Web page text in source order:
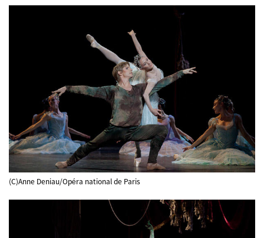
(C)Anne Deniau/Opéra national de Paris